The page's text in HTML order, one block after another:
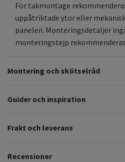
För takmontage
uppåtriktade ytor eller
panelen. Monteringsdetaljer
monteringstejp
Montering och skötselråd
Guider och inspiration
Frakt och leverans
Recensioner